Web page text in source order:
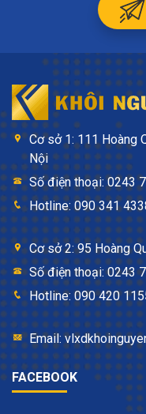
Cơ sở 1: 111 Hoàng
Nội
Số điện thoại: 0243
Hotline: 090 341
Cơ sở 2: 95 Hoàng
Số điện thoại: 0243
Hotline: 090 420
Email:
FACEBOOK